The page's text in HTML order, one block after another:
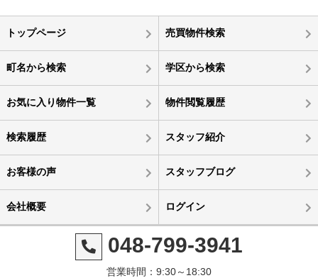
トップページ 売買物件検索
町名から検索 学区から検索
お気に入り物件一覧 物件閲覧履歴
検索履歴 スタッフ紹介
お客様の声 スタッフブログ
会社概要 ログイン
048-799-3941
営業時間：9:30～18:30